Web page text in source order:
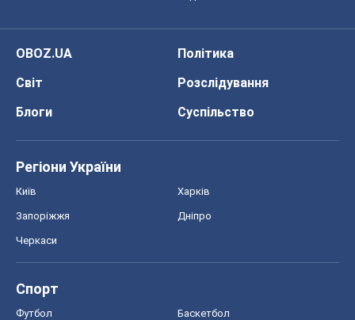
OBOZ.UA
Політика
Світ
Розслідування
Блоги
Суспільство
Регіони України
Київ Харків
Запоріжжя Дніпро
Черкаси
Спорт
Футбол Баскетбол